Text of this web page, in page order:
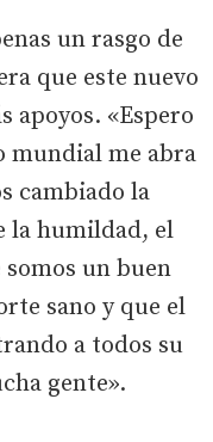
un rasgo de
que este nuevo
apoyos. «Espero
mundial me abra
cambiado la
la humildad, el
un buen
sano y que el
a todos su
gente».